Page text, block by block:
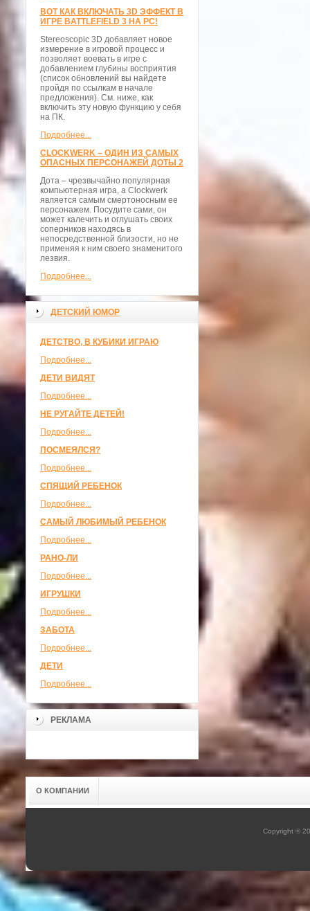
ВОТ КАК ВКЛЮЧАТЬ 3D ЭФФЕКТ В
ИГРЕ BATTLEFIELD 3 НА PC!
Stereoscopic 3D добавляет новое
измерение в игровой процесс и
позволяет воевать в игре с
добавлением глубины восприятия
(список обновлений вы найдете
пройдя по ссылкам в начале
предложения). См. ниже, как
включить эту новую функцию у себя
на ПК.
Подробнее...
CLOCKWERK – ОДИН ИЗ САМЫХ
ОПАСНЫХ ПЕРСОНАЖЕЙ ДОТЫ 2
Дота – чрезвычайно популярная
компьютерная игра, а Clockwerk
является самым смертоносным ее
персонажем. Посудите сами, он
может калечить и оглушать своих
соперников находясь в
непосредственной близости, но не
применяя к ним своего знаменитого
лезвия.
Подробнее...
ДЕТСКИЙ ЮМОР
ДЕТСТВО, В КУБИКИ ИГРАЮ
Подробнее...
ДЕТИ ВИДЯТ
Подробнее...
НЕ РУГАЙТЕ ДЕТЕЙ!
Подробнее...
ПОСМЕЯЛСЯ?
Подробнее...
СПЯЩИЙ РЕБЕНОК
Подробнее...
САМЫЙ ЛЮБИМЫЙ РЕБЕНОК
Подробнее...
РАНО-ЛИ
Подробнее...
ИГРУШКИ
Подробнее...
ЗАБОТА
Подробнее...
ДЕТИ
Подробнее...
РЕКЛАМА
О КОМПАНИИ
Copyright ©